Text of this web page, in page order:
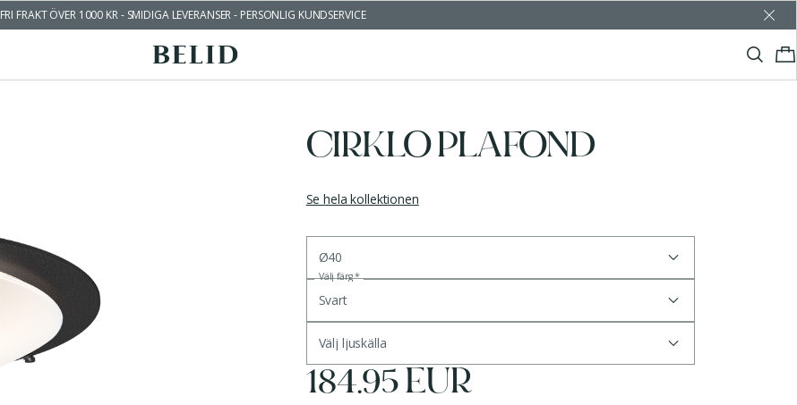
FRI FRAKT ÖVER 1000 KR - SMIDIGA LEVERANSER - PERSONLIG KUNDSERVICE
CIRKLO PLAFOND
Se hela kollektionen
Ø40
Välj färg*
Svart
Välj ljuskälla
184.95 EUR